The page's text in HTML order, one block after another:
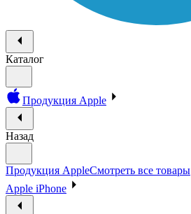
Каталог
Продукция Apple
Назад
Продукция AppleСмотреть все товары
Apple iPhone